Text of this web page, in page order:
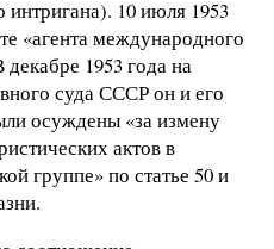
интригана). 10 июля 1953
«агента международного
1953 года на
суда СССР он и его
осуждены «за измену
актов в
группе» по статье 50 и